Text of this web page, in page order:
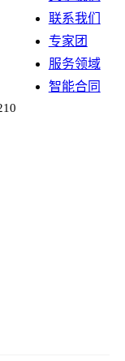
联系我们
专家团
服务领域
智能合同